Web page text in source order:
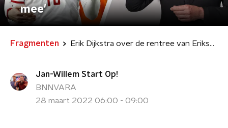
mee'
Fragmenten Erik Dijkstra over de rentree van Eriksen: 'Het hele stadion juichte mee'
Jan-Willem Start Op!
BNNVARA
28 maart 2022 06:00 - 09:00